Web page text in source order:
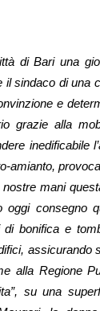
di Bari una
il sindaco di una
e
grazie alla
inedificabile
amianto,
mani
oggi consegno
di bonifica e
assicurando
alla Regione
su una